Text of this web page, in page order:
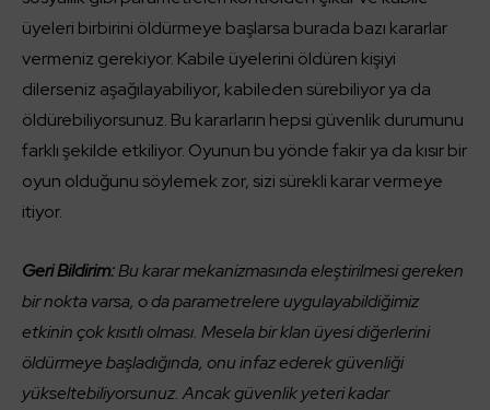
üyeleri birbirini öldürmeye başlarsa burada bazı kararlar
vermeniz gerekiyor. Kabile üyelerini öldüren kişiyi
dilerseniz aşağılayabiliyor, kabileden sürebiliyor ya da
öldürebiliyorsunuz. Bu kararların hepsi güvenlik durumunu
farklı şekilde etkiliyor. Oyunun bu yönde fakir ya da kısır bir
oyun olduğunu söylemek zor, sizi sürekli karar vermeye
itiyor.
Geri Bildirim:Bu karar mekanizmasında eleştirilmesi gereken
bir nokta varsa, o da parametrelere uygulayabildiğimiz
etkinin çok kısıtlı olması. Mesela bir klan üyesi diğerlerini
öldürmeye başladığında, onu infaz ederek güvenliği
yükseltebiliyorsunuz. Ancak güvenlik yeteri kadar